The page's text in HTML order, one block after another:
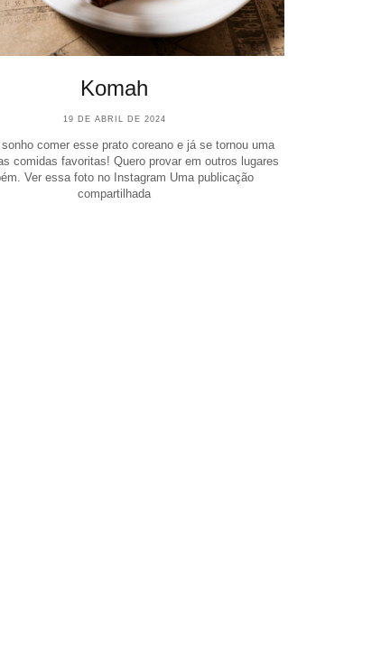
Komah
19 DE ABRIL DE 2024
sonho comer esse prato coreano e já se tornou uma
comidas favoritas! Quero provar em outros lugares
Ver essa foto no Instagram Uma publicação
compartilhada